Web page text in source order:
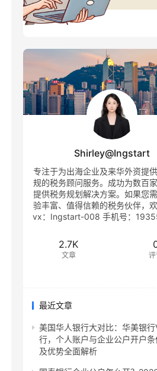
Shirley@Ingstart
专注于为出海企业及来华外资提
规的税务顾问服务。成功为数百
提供税务规划解决方案。如果您
验丰富、值得信赖的税务伙伴，欢
vx：Ingstart-008 手机号：
2.7K
文章
最近文章
美国华人银行大对比：华美银行
行，个人账户与企业公户开户
及优势全面解析